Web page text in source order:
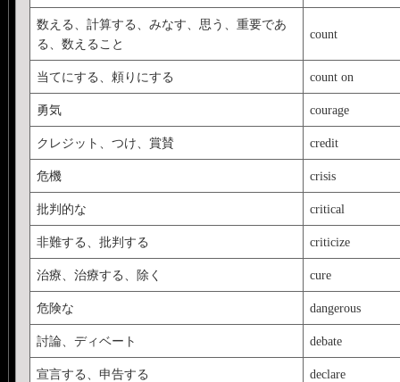
数える、計算する、みなす、思う、重要であ
る、数えること
count
当てにする、頼りにする count on
勇気 courage
クレジット、つけ、賞賛 credit
危機 crisis
批判的な critical
非難する、批判する criticize
治療、治療する、除く cure
危険な dangerous
討論、ディベート debate
宣言する、申告する declare